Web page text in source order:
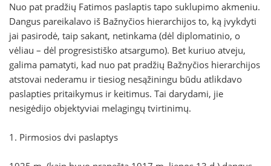
Nuo pat pradžių Fatimos paslaptis tapo suklupimo akmeniu.
Dangus pareikalavo iš Bažnyčios hierarchijos to, ką įvykdyti
jai pasirodė, taip sakant, netinkama (dėl diplomatinio, o
vėliau – dėl progresistiško atsargumo). Bet kuriuo atveju,
galima pamatyti, kad nuo pat pradžių Bažnyčios hierarchijos
atstovai nederamu ir tiesiog nesąžiningu būdu atlikdavo
paslapties pritaikymus ir keitimus. Tai darydami, jie
nesigėdijo objektyviai melagingų tvirtinimų.
1. Pirmosios dvi paslaptys